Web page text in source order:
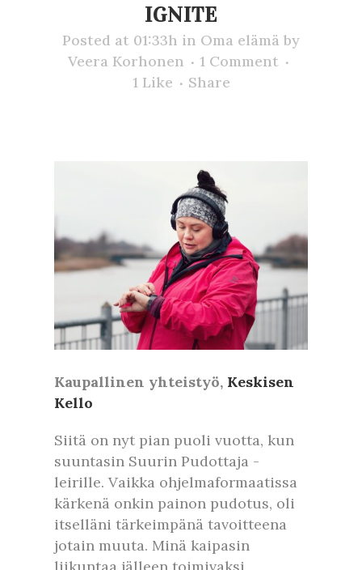
IGNITE
Posted at 01:33h in Oma elämä by
Veera Korhonen
1 Comment
1 Like Share
Kaupallinen yhteistyö, Keskisen
Kello
Siitä on nyt pian puoli vuotta, kun
suuntasin Suurin Pudottaja -
leirille. Vaikka ohjelmaformaatissa
kärkenä onkin painon pudotus, oli
itselläni tärkeimpänä tavoitteena
jotain muuta. Minä kaipasin